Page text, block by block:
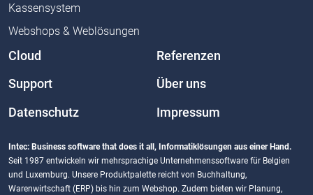
Kassensystem
Webshops & Weblösungen
Cloud Referenzen
Support Über uns
Datenschutz Impressum
Intec: Business software that does it all, Informatiklösungen aus einer Hand.
Seit 1987 entwickeln wir mehrsprachige Unternehmenssoftware für Belgien
und Luxemburg. Unsere Produktpalette reicht von Buchhaltung,
Warenwirtschaft (ERP) bis hin zum Webshop. Zudem bieten wir Planung,